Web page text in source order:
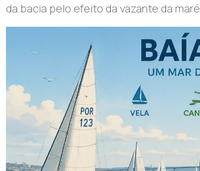
da bacia pelo efeito da vazante da maré.